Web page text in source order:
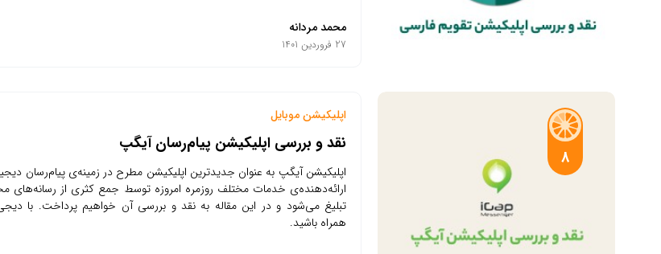
محمد مردانه
27 فروردین 1401
8
اپلیکیشن موبایل
نقد و بررسی اپلیکیشن پیام‌رسان آیگپ
اپلیکیشن آیگپ به عنوان جدیدترین اپلیکیشن مطرح در زمینه‌ی پیام‌رسان
ارائه‌دهنده‌ی خدمات مختلف روزمره امروزه توسط جمع کثری از رسانه‌های
تبلیغ می‌شود و در این مقاله به نقد و بررسی آن خواهیم پرداخت. با
همراه باشید.